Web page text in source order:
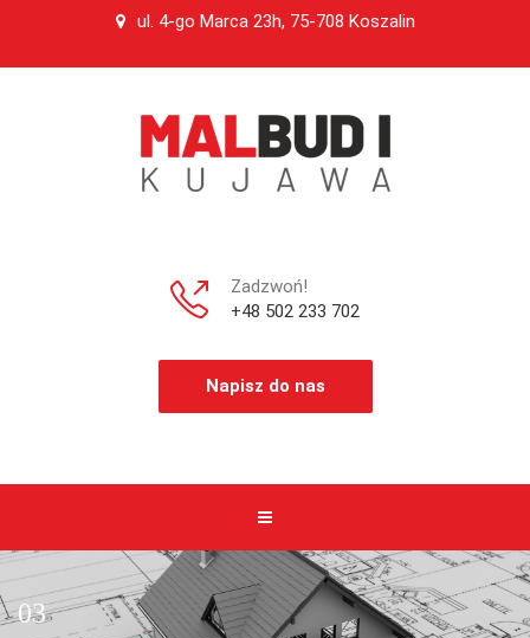
ul. 4-go Marca 23h, 75-708 Koszalin
Zadzwoń!
+48 502 233 702
Napisz do nas
03